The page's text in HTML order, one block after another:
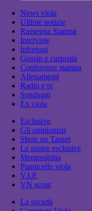
News viola
Ultime notizie
Rassegna Stampa
Interviste
Infortuni
Gossip e curiosità
Conferenze stampa
Allenamenti
Radio e tv
Sondaggi
Ex viola
Esclusive
Gli opinionisti
Shots on Target
Le nostre esclusive
Memorabilia
Pianticelle viola
V.I.P.
VN scout
La società